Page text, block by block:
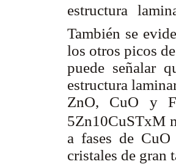
estructura
También se
los otros picos
puede señalar
estructura
ZnO, CuO y
5Zn10CuSTxM
a fases de
cristales de gran